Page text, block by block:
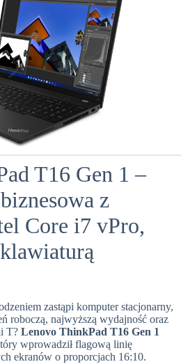
T16 Gen 1 –
z
Core i7 vPro,
zastąpi komputer stacjonarny,
roboczą, najwyższą wydajność oraz
T? Lenovo ThinkPad T16 Gen 1
wprowadził flagową linię
ekranów o proporcjach 16:10.